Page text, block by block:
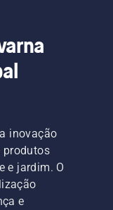
inovação
produtos
e jardim. O
e